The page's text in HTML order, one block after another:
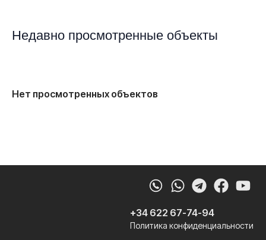
Недавно просмотренные объекты
Нет просмотренных объектов
Whatsapp
Telegram
+34 622 67-74-94
Политика конфиденциальности